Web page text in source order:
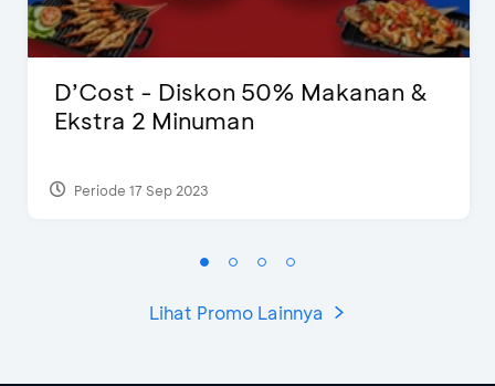
D’Cost - Diskon 50% Makanan &
Ekstra 2 Minuman
Periode 17 Sep 2023
Lihat Promo Lainnya